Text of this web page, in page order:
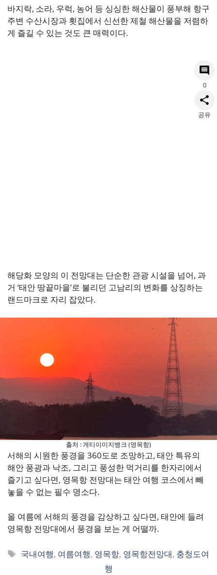
바지락, 소라, 우럭, 농어 등 싱싱한 해산물이 풍부해 항구
주변 수산시장과 횟집에서 신선한 제철 해산물을 저렴하
게 즐길 수 있는 것도 큰 매력이다.
해당화 모양의 이 전망대는 단순한 관광 시설을 넘어, 과
거 ‘태안 땅끝마을’로 불리던 고남리의 변화를 상징하는
랜드마크로 자리 잡았다.
출처 : 게티이미지뱅크 (영목항)
서해의 시원한 풍경을 360도로 조망하고, 태안 특유의
해안 풍광과 낙조, 그리고 풍성한 먹거리를 한자리에서
즐기고 싶다면, 영목항 전망대는 태안 여행 코스에서 빼
놓을 수 없는 필수 명소다.
올 여름에 서해의 풍경을 감상하고 싶다면, 태안에 들려
영목항 전망대에서 풍경을 보는 게 어떨까.
0
공유
태
국내여행, 여름여행, 영목항, 영목항전망대, 충청도여
행